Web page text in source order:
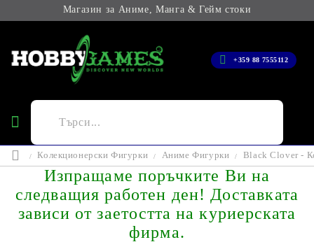
Магазин за Аниме, Манга & Гейм стоки
+359 88 7555112
Колекционерски Фигурки Аниме Фигурки Black Clover -
Изпращаме поръчките Ви на
следващия работен ден! Доставката
зависи от заетостта на куриерската
фирма.